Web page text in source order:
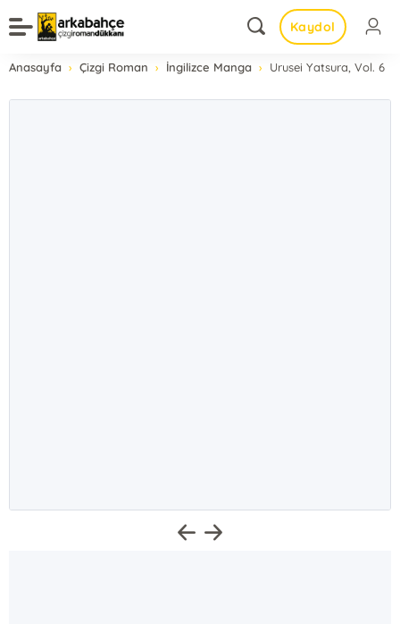
Kaydol
Anasayfa Çizgi Roman İngilizce Manga Urusei Yatsura, Vol. 6